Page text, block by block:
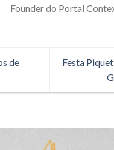
Founder do Portal
de
Festa